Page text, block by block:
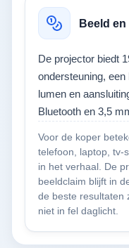
Beeld
De projector biedt
ondersteuning,
lumen en
Bluetooth en 3,5
Voor de koper
telefoon, laptop, tv-
in het verhaal. De
beeldclaim blijft in
de beste resultaten
niet in fel daglicht.